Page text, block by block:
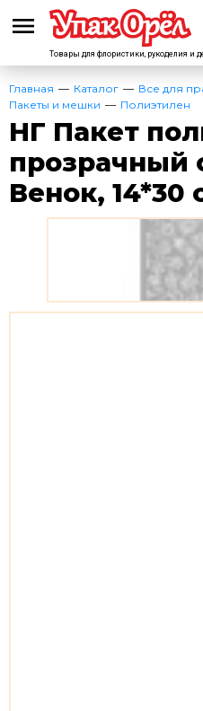
Товары для флористики, рукоделия и
Главная Каталог Все для
Пакеты и мешки
Полиэтилен
НГ Пакет
прозрачный
Венок, 14*30